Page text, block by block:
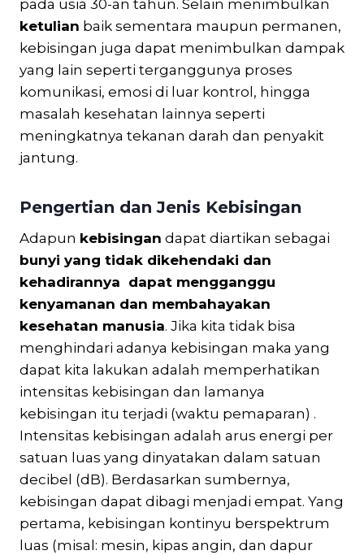
pada usia 30-an tahun. Selain menimbulkan
ketulian baik sementara maupun permanen,
kebisingan juga dapat menimbulkan dampak
yang lain seperti terganggunya proses
komunikasi, emosi di luar kontrol, hingga
masalah kesehatan lainnya seperti
meningkatnya tekanan darah dan penyakit
jantung.
Pengertian dan Jenis Kebisingan
Adapun kebisingan dapat diartikan sebagai
bunyi yang tidak dikehendaki dan
kehadirannya dapat mengganggu
kenyamanan dan membahayakan
kesehatan manusia. Jika kita tidak bisa
menghindari adanya kebisingan maka yang
dapat kita lakukan adalah memperhatikan
intensitas kebisingan dan lamanya
kebisingan itu terjadi (waktu pemaparan) .
Intensitas kebisingan adalah arus energi per
satuan luas yang dinyatakan dalam satuan
decibel (dB). Berdasarkan sumbernya,
kebisingan dapat dibagi menjadi empat. Yang
pertama, kebisingan kontinyu berspektrum
luas (misal: mesin, kipas angin, dan dapur